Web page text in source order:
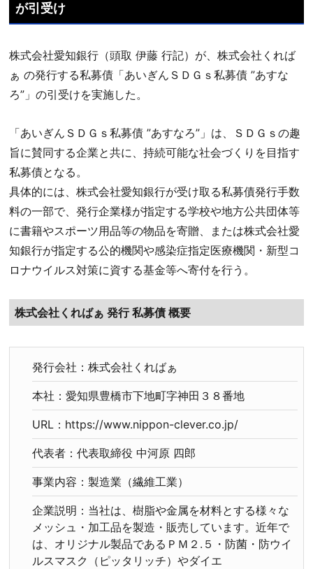
が引受け
株式会社愛知銀行（頭取 伊藤 行記）が、株式会社くれば
ぁ の発行する私募債「あいぎんＳＤＧｓ私募債 ”あすな
ろ”」の引受けを実施した。
「あいぎんＳＤＧｓ私募債 ”あすなろ”」は、ＳＤＧｓの趣
旨に賛同する企業と共に、持続可能な社会づくりを目指す
私募債となる。
具体的には、株式会社愛知銀行が受け取る私募債発行手数
料の一部で、発行企業様が指定する学校や地方公共団体等
に書籍やスポーツ用品等の物品を寄贈、または株式会社愛
知銀行が指定する公的機関や感染症指定医療機関・新型コ
ロナウイルス対策に資する基金等へ寄付を行う。
株式会社くればぁ 発行 私募債 概要
発行会社：株式会社くればぁ
本社：愛知県豊橋市下地町字神田３８番地
URL：https://www.nippon-clever.co.jp/
代表者：代表取締役 中河原 四郎
事業内容：製造業（繊維工業）
企業説明：当社は、樹脂や金属を材料とする様々な
メッシュ・加工品を製造・販売しています。近年で
は、オリジナル製品であるＰＭ２.５・防菌・防ウイ
ルスマスク（ピッタリッチ）やダイエ